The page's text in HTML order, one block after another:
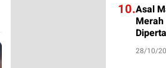
10.Asal
28/10/